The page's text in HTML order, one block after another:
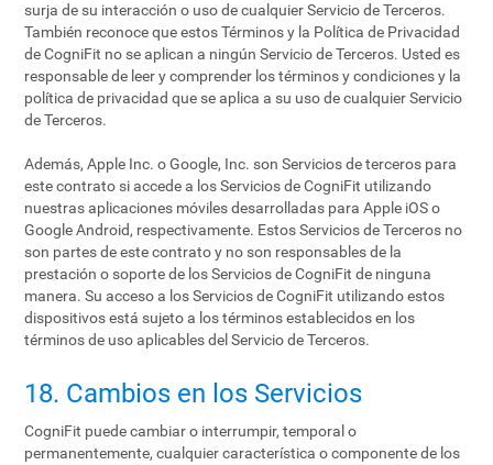
surja de su interacción o uso de cualquier Servicio de Terceros.
También reconoce que estos Términos y la Política de Privacidad
de CogniFit no se aplican a ningún Servicio de Terceros. Usted es
responsable de leer y comprender los términos y condiciones y la
política de privacidad que se aplica a su uso de cualquier Servicio
de Terceros.
Además, Apple Inc. o Google, Inc. son Servicios de terceros para
este contrato si accede a los Servicios de CogniFit utilizando
nuestras aplicaciones móviles desarrolladas para Apple iOS o
Google Android, respectivamente. Estos Servicios de Terceros no
son partes de este contrato y no son responsables de la
prestación o soporte de los Servicios de CogniFit de ninguna
manera. Su acceso a los Servicios de CogniFit utilizando estos
dispositivos está sujeto a los términos establecidos en los
términos de uso aplicables del Servicio de Terceros.
18. Cambios en los Servicios
CogniFit puede cambiar o interrumpir, temporal o
permanentemente, cualquier característica o componente de los